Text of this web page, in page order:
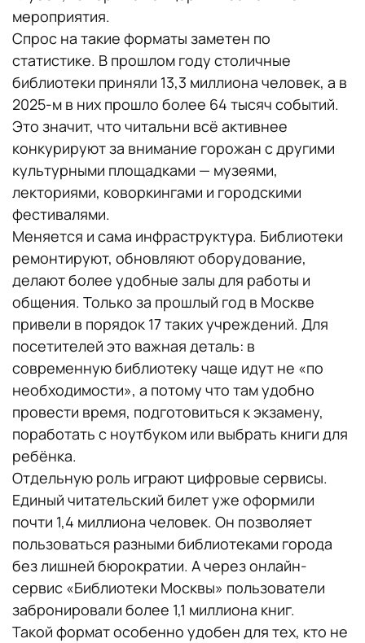
мероприятия.
Спрос на такие форматы заметен по
статистике. В прошлом году столичные
библиотеки приняли 13,3 миллиона человек, а в
2025-м в них прошло более 64 тысяч событий.
Это значит, что читальни всё активнее
конкурируют за внимание горожан с другими
культурными площадками — музеями,
лекториями, коворкингами и городскими
фестивалями.
Меняется и сама инфраструктура. Библиотеки
ремонтируют, обновляют оборудование,
делают более удобные залы для работы и
общения. Только за прошлый год в Москве
привели в порядок 17 таких учреждений. Для
посетителей это важная деталь: в
современную библиотеку чаще идут не «по
необходимости», а потому что там удобно
провести время, подготовиться к экзамену,
поработать с ноутбуком или выбрать книги для
ребёнка.
Отдельную роль играют цифровые сервисы.
Единый читательский билет уже оформили
почти 1,4 миллиона человек. Он позволяет
пользоваться разными библиотеками города
без лишней бюрократии. А через онлайн-
сервис «Библиотеки Москвы» пользователи
забронировали более 1,1 миллиона книг.
Такой формат особенно удобен для тех, кто не